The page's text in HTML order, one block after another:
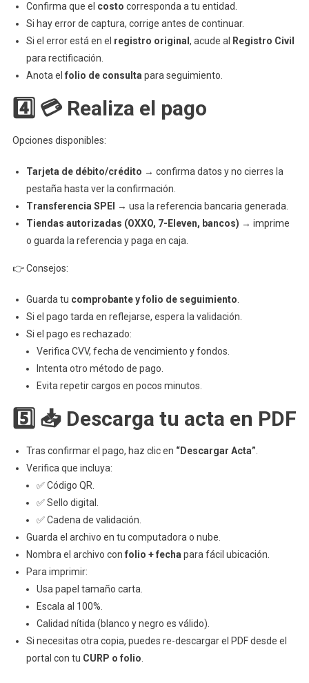
Confirma que el costo corresponda a tu entidad.
Si hay error de captura, corrige antes de continuar.
Si el error está en el registro original , acude al
Registro Civil
para rectificación.
Anota el folio de consulta para seguimiento.
4️⃣ 💳 Realiza el pago
Opciones disponibles:
Tarjeta de débito/crédito → confirma datos y no cierres la
pestaña hasta ver la confirmación.
Transferencia SPEI → usa la referencia bancaria generada.
Tiendas autorizadas (OXXO, 7-Eleven, bancos) → imprime
o guarda la referencia y paga en caja.
👉 Consejos:
Guarda tu comprobante y folio de seguimiento
Si el pago tarda en reflejarse, espera la validación.
Si el pago es rechazado:
Verifica CVV, fecha de vencimiento y fondos.
Intenta otro método de pago.
Evita repetir cargos en pocos minutos.
5️⃣ 📥 Descarga tu acta en PDF
Tras confirmar el pago, haz clic en “Descargar Acta”
Verifica que incluya:
✅ Código QR.
✅ Sello digital.
✅ Cadena de validación.
Guarda el archivo en tu computadora o nube.
Nombra el archivo con folio + fecha para fácil ubicación.
Para imprimir:
Usa papel tamaño carta.
Escala al 100%.
Calidad nítida (blanco y negro es válido).
Si necesitas otra copia, puedes re-descargar el PDF desde el
portal con tu CURP o folio